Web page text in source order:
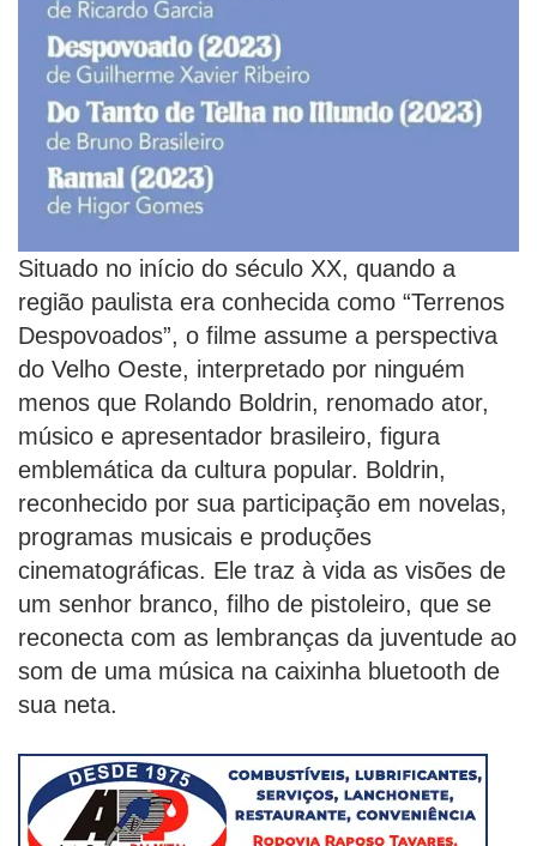
Situado no início do século XX, quando a
região paulista era conhecida como “Terrenos
Despovoados”, o filme assume a perspectiva
do Velho Oeste, interpretado por ninguém
menos que Rolando Boldrin, renomado ator,
músico e apresentador brasileiro, figura
emblemática da cultura popular. Boldrin,
reconhecido por sua participação em novelas,
programas musicais e produções
cinematográficas. Ele traz à vida as visões de
um senhor branco, filho de pistoleiro, que se
reconecta com as lembranças da juventude ao
som de uma música na caixinha bluetooth de
sua neta.